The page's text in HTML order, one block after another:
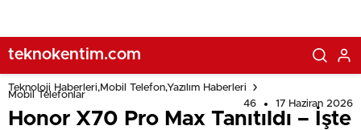
teknokentim.com
Teknoloji Haberleri,Mobil Telefon,Yazılım Haberleri
Mobil Telefonlar
46
17 Haziran 2026
Honor X70 Pro Max Tanıtıldı – İşte